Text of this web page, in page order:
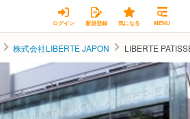
ログイン 新規登録 気になる MENU
株式会社LIBERTE JAPON LIBERTE
JAPON